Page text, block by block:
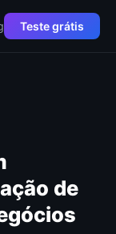
Teste grátis
de